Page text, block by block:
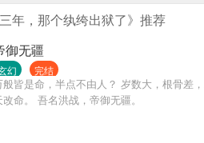
年，那个纨绔出狱了》推荐
御无疆
幻 完结
般皆是命，半点不由人？ 岁数大，根骨差
改命。 吾名洪战，帝御无疆。